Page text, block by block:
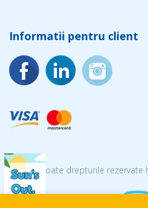
Informatii pentru client
© 2026 Toate drepturile rezervate